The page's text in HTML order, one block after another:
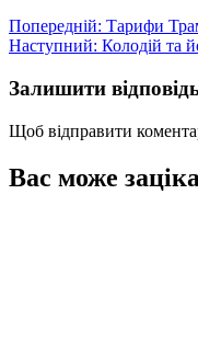
Навігація
записів
Попередній: Тарифи
Наступний: Колодій та
Залишити
Щоб відправити
Вас може